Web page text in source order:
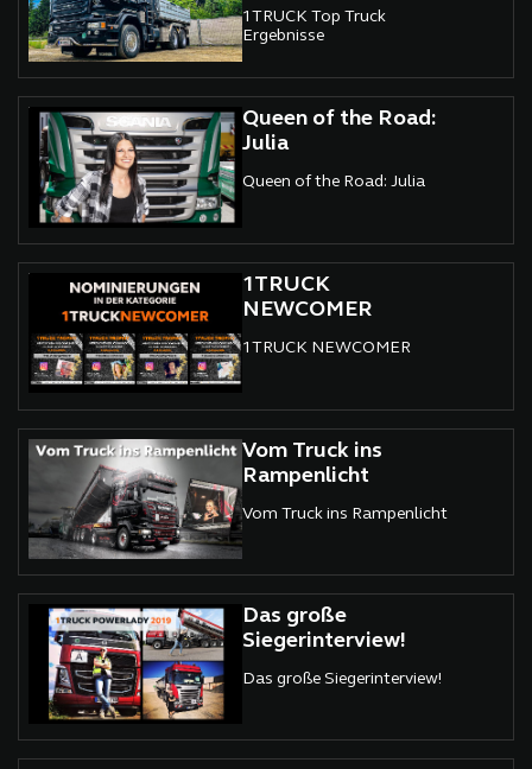
1TRUCK Top Truck
Ergebnisse
Queen of the Road:
Julia
Queen of the Road: Julia
1TRUCK
NEWCOMER
1TRUCK NEWCOMER
Vom Truck ins
Rampenlicht
Vom Truck ins Rampenlicht
Das große
Siegerinterview!
Das große Siegerinterview!